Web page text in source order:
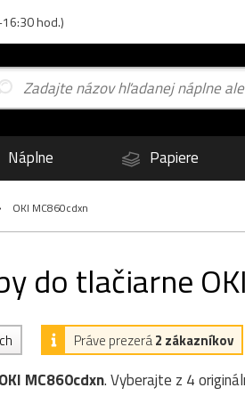
hod.)
Náplne Papiere
OKI MC860cdxn
do tlačiarne
Práve prezerá2 zákazníkov
OKI MC860cdxn. Vyberajte z 4